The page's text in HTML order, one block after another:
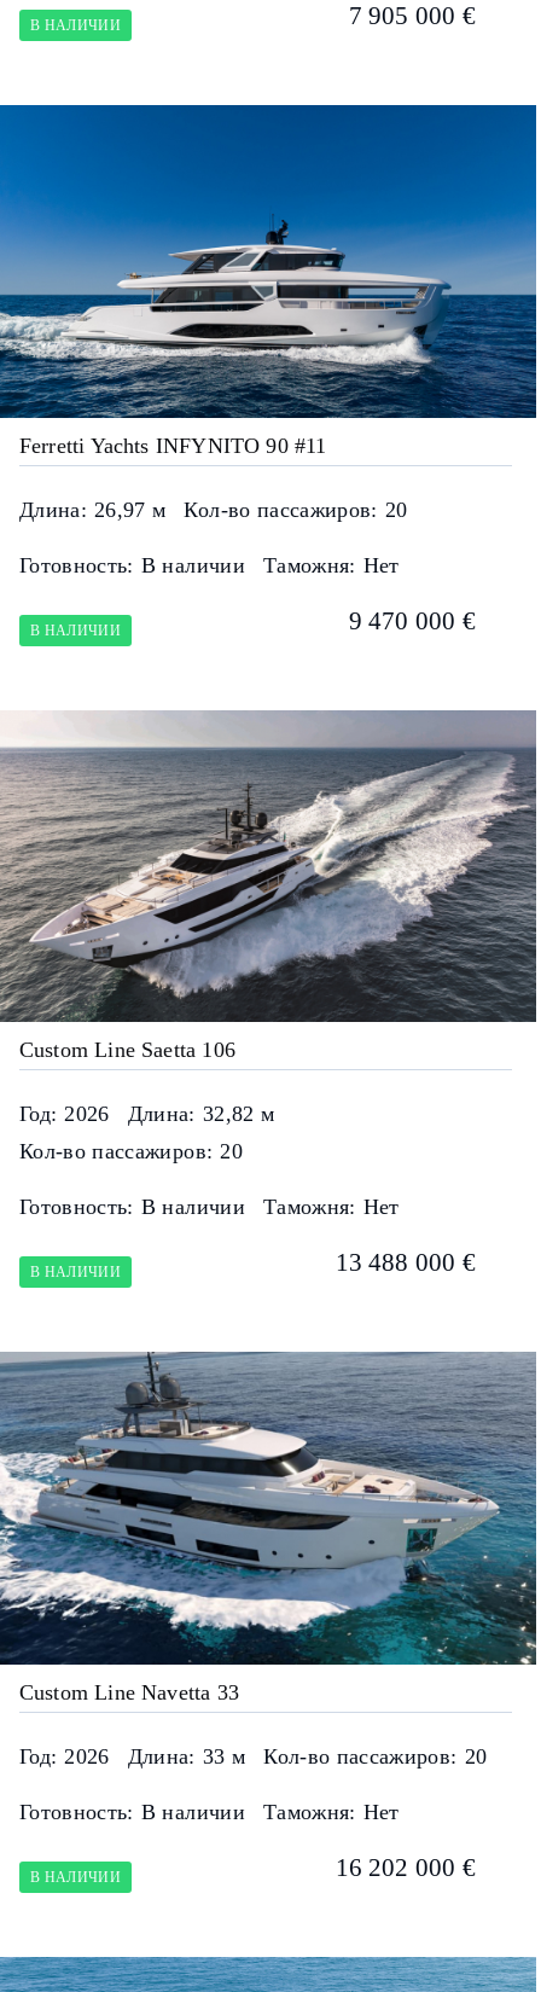
В НАЛИЧИИ 7 905 000 €
Ferretti Yachts INFYNITO 90 #11
Длина: 26,97 м Кол-во пассажиров: 20
Готовность: В наличии Таможня: Нет
В НАЛИЧИИ 9 470 000 €
Custom Line Saetta 106
Год: 2026 Длина: 32,82 м
Кол-во пассажиров: 20
Готовность: В наличии Таможня: Нет
В НАЛИЧИИ 13 488 000 €
Custom Line Navetta 33
Год: 2026 Длина: 33 м Кол-во пассажиров: 20
Готовность: В наличии Таможня: Нет
В НАЛИЧИИ 16 202 000 €